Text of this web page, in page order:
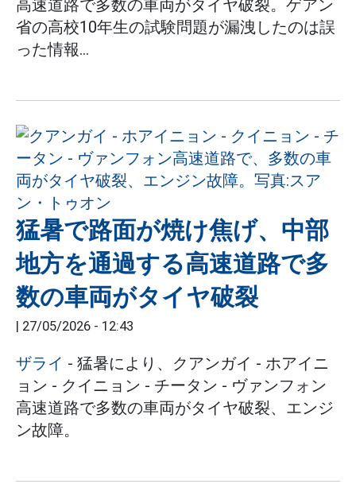
高速道路で多数の車両がタイヤ破裂。ゲアン
省の高校10年生の試験問題が漏洩したのは誤
った情報...
猛暑で路面が焼け焦げ、中部
地方を通過する高速道路で多
数の車両がタイヤ破裂
| 27/05/2026 - 12:43
ザライ - 猛暑により、クアンガイ - ホアイニ
ョン - クイニョン - チータン - ヴァンフォン
高速道路で多数の車両がタイヤ破裂、エンジ
ン故障。